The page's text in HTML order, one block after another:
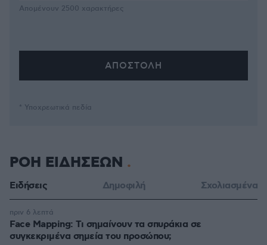
Απομένουν 2500 χαρακτήρες
* Υποχρεωτικά πεδία
ΡΟΗ ΕΙΔΗΣΕΩΝ
Ειδήσεις Δημοφιλή Σχολιασμένα
Face Mapping: Τι σημαίνουν τα σπυράκια σε
συγκεκριμένα σημεία του προσώπου;
πριν 6 λεπτά